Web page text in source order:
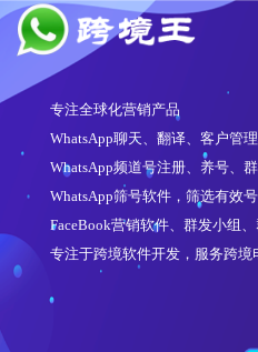
专注全球化营销产品
WhatsApp聊天、翻译、客户管
WhatsApp频道号注册、养号、
WhatsApp筛号软件，筛选有效
FaceBook营销软件、群发小组
专注于跨境软件开发，服务跨境